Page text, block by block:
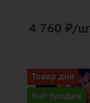
4 760 ₽/
Товар дня
Хит продаж
Количество
101